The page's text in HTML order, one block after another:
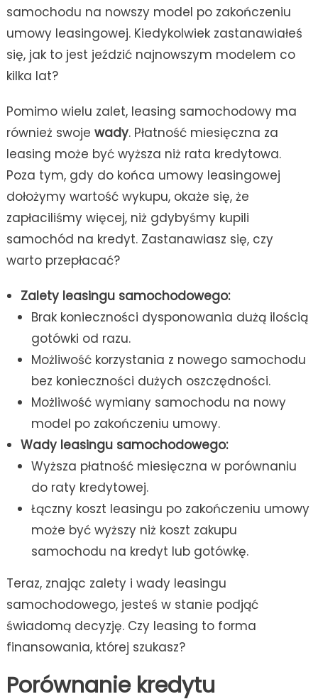
samochodu na nowszy model po zakończeniu
umowy leasingowej. Kiedykolwiek zastanawiałeś
się, jak to jest jeździć najnowszym modelem co
kilka lat?
Pomimo wielu zalet, leasing samochodowy ma
również swoje wady. Płatność miesięczna za
leasing może być wyższa niż rata kredytowa.
Poza tym, gdy do końca umowy leasingowej
dołożymy wartość wykupu, okaże się, że
zapłaciliśmy więcej, niż gdybyśmy kupili
samochód na kredyt. Zastanawiasz się, czy
warto przepłacać?
Zalety leasingu samochodowego:
Brak konieczności dysponowania dużą ilością
gotówki od razu.
Możliwość korzystania z nowego samochodu
bez konieczności dużych oszczędności.
Możliwość wymiany samochodu na nowy
model po zakończeniu umowy.
Wady leasingu samochodowego:
Wyższa płatność miesięczna w porównaniu
do raty kredytowej.
Łączny koszt leasingu po zakończeniu umowy
może być wyższy niż koszt zakupu
samochodu na kredyt lub gotówkę.
Teraz, znając zalety i wady leasingu
samochodowego, jesteś w stanie podjąć
świadomą decyzję. Czy leasing to forma
finansowania, której szukasz?
Porównanie kredytu